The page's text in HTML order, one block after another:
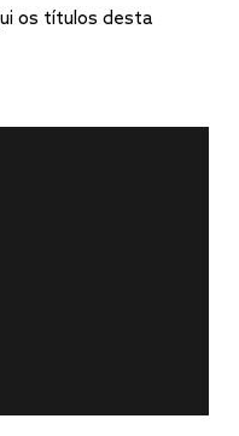
os títulos desta